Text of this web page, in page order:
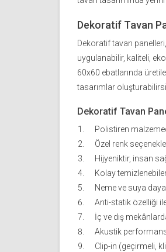
Dekoratif Tavan
Dekoratif tavan panelleri
uygulanabilir, kaliteli,
60x60 ebatlarında
tasarımlar
Dekoratif Tavan
Polistiren
Özel renk
Hijyeniktir, insan
Kolay
Neme ve suya
Anti-statik özelliği
İç ve dış
Akustik
Clip-in (geçirmeli,